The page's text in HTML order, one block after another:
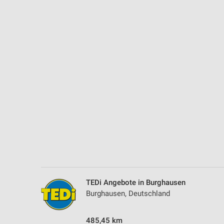
TEDi Angebote in Burghausen
Burghausen, Deutschland
485,45 km
Performance
Funktional